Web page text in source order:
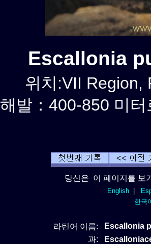
Escallonia
위치:VII Region,
해발：400-850 미
당신은 이 페이지를 보
English|
한국
라틴어 이름:
Escallonia
과: